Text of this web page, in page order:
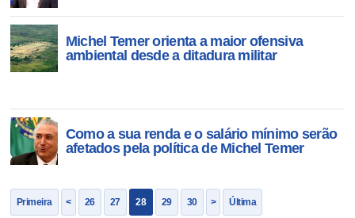
Michel Temer orienta a maior ofensiva
ambiental desde a ditadura militar
Como a sua renda e o salário mínimo serão
afetados pela política de Michel Temer
Primeira < 26 27 28 29 30 > Última